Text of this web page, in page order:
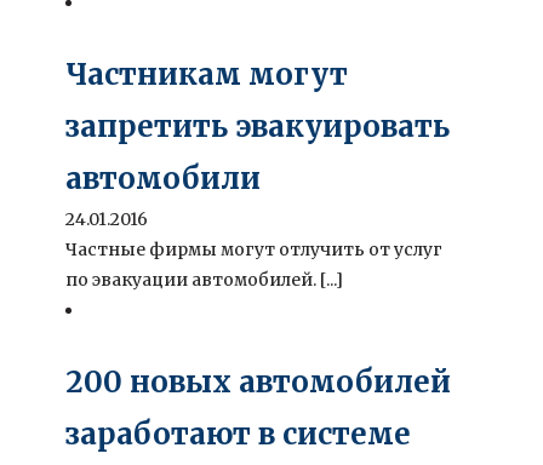
Частникам могут
запретить эвакуировать
автомобили
24.01.2016
Частные фирмы могут отлучить от услуг
по эвакуации автомобилей. [...]
200 новых автомобилей
заработают в системе